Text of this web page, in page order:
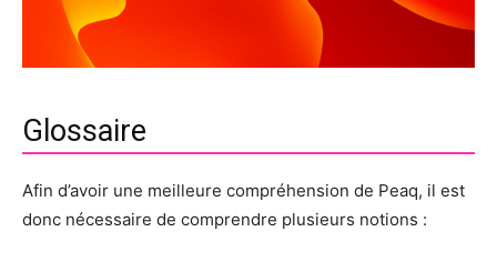
Glossaire
Afin d’avoir une meilleure compréhension de Peaq, il est
donc nécessaire de comprendre plusieurs notions :